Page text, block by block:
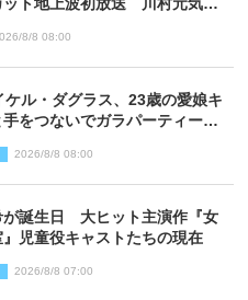
8/8 08:00
ケル・ダグラス、23歳の愛娘キ
手をつないでガラパーティーに
2026/8/8 08:00
が誕生日 大ヒット主演作『女
』児童役キャストたちの現在
2026/8/8 07:00